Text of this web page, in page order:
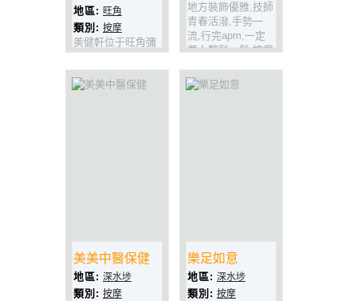
地區: 旺角
類別: 按摩
美健軒位于旺角彌
敦道543號寶寧大
廈c座910室 (地鐵
站A1出口),地方舒
地方裝飾優雅,技師
青春活潑,手勢一
流,行完apm,一定
要上黎鬆一鬆,按摩
你試過一定番轉頭!
美美中醫保健
地區: 深水埗
類別: 按摩
樂足如意
地區: 深水埗
類別: 按摩